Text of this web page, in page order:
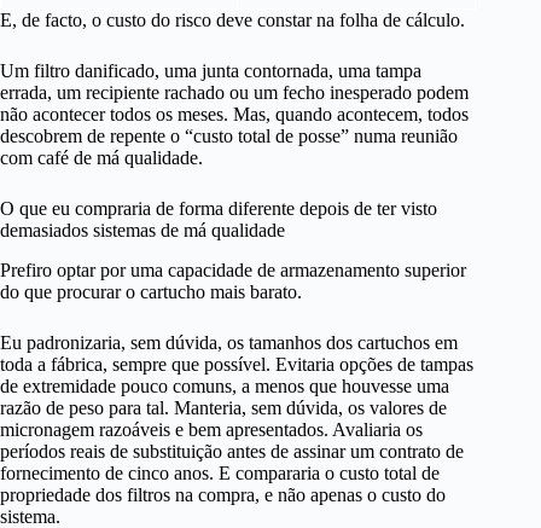
E, de facto, o custo do risco deve constar na folha de cálculo.
Um filtro danificado, uma junta contornada, uma tampa
errada, um recipiente rachado ou um fecho inesperado podem
não acontecer todos os meses. Mas, quando acontecem, todos
descobrem de repente o “custo total de posse” numa reunião
com café de má qualidade.
O que eu compraria de forma diferente depois de ter visto
demasiados sistemas de má qualidade
Prefiro optar por uma capacidade de armazenamento superior
do que procurar o cartucho mais barato.
Eu padronizaria, sem dúvida, os tamanhos dos cartuchos em
toda a fábrica, sempre que possível. Evitaria opções de tampas
de extremidade pouco comuns, a menos que houvesse uma
razão de peso para tal. Manteria, sem dúvida, os valores de
micronagem razoáveis e bem apresentados. Avaliaria os
períodos reais de substituição antes de assinar um contrato de
fornecimento de cinco anos. E compararia o custo total de
propriedade dos filtros na compra, e não apenas o custo do
sistema.